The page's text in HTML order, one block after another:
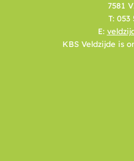
7581
T: 053
E:
KBS Veldzijde is